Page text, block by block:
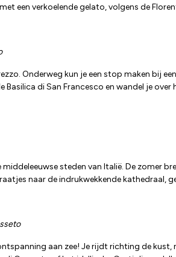
een verkoelende gelato, volgens de
Onderweg kun je een stop maken bij
Basilica di San Francesco en wandel je
steden van Italië. De zomer
naar de indrukwekkende kathedraal,
aan zee! Je rijdt richting de